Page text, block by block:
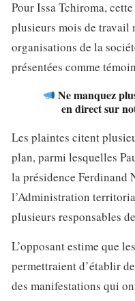
Pour Issa Tchiroma,
plusieurs mois de travail
organisations de la
présentées comme
Ne manquez
en direct sur
Les plaintes citent
plan, parmi lesquelles
la présidence Ferdinand
l’Administration
plusieurs responsables
L’opposant estime que
permettraient d’établir
des manifestations qui